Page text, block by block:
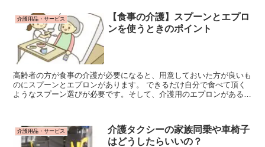
介護用品・サービス
【食事の介護】スプーンとエプロ
ンを使うときのポイント
高齢者の方が食事の介護が必要になると、用意しておいた方が良いも
のにスプーンとエプロンがあります。 できるだけ自分で食べて頂く
ようなスプーン選びが必要です。そして、介護用のエプロンがあると
介護用品・サービス
介護タクシーの家族同乗や車椅子
はどうしたらいいの？